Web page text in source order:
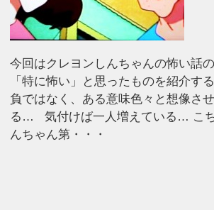
今回はクレヨンしんちゃんの怖い話
「特に怖い」と思ったものを紹介す
負ではなく、ある意味色々と想像さ
る… 気付けば一人増えている… こ
んちゃん第・・・